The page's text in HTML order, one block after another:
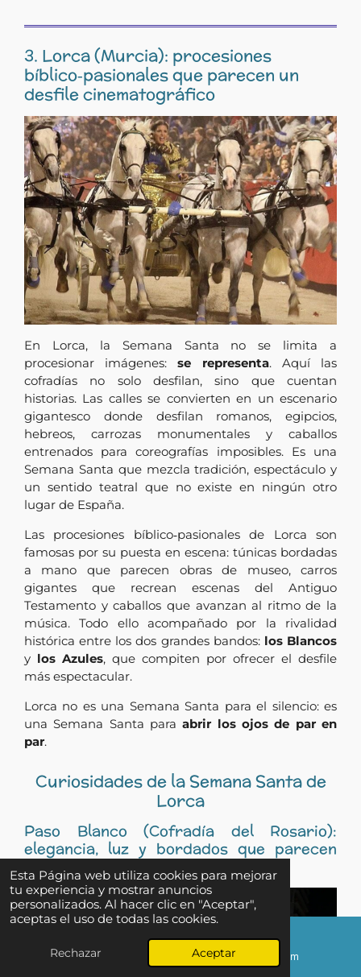
Esta Página web utiliza cookies para mejorar
tu experiencia y mostrar anuncios
personalizados. Al hacer clic en "Aceptar",
aceptas el uso de todas las cookies.
Rechazar Aceptar
3. Lorca(Murcia): procesiones
bíblico‑pasionalesque parecen un
desfilecinematográfico
En Lorca, la Semana Santa no se limita a
procesionar imágenes:se representa. Aquí las
cofradías no solo desfilan, sino que cuentan
historias. Las calles se convierten en un escenario
gigantesco donde desfilan romanos, egipcios,
hebreos, carrozas monumentales y caballos
entrenados para coreografías imposibles. Es una
Semana Santa que mezcla tradición, espectáculo y
un sentido teatral que no existe en ningún otro
lugar de España.
Las procesiones bíblico‑pasionales de Lorca son
famosas por su puesta en escena: túnicas bordadas
a mano que parecen obras de museo, carros
gigantes que recrean escenas del Antiguo
Testamento y caballos que avanzan al ritmo de la
música. Todo ello acompañado por la rivalidad
histórica entre los dos grandes bandos: los Blancos
y los Azules, que compiten por ofrecer el desfile
más espectacular.
Lorca no es una Semana Santa para el silencio: es
una Semana Santa paraabrir los ojos de par en
par.
Curiosidades de la Semana Santa de
Lorca
Paso Blanco (Cofradía del Rosario):
elegancia, luz y bordados que parecen
pintura
Correo electrónico Instagram